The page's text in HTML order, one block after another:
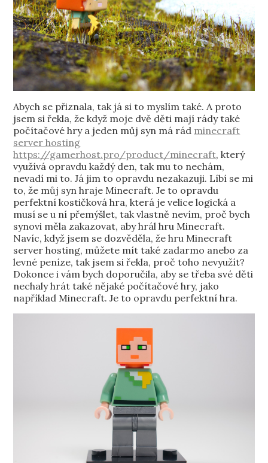
Abych se přiznala, tak já si to myslím také. A proto
jsem si řekla, že když moje dvě děti mají rády také
počítačové hry a jeden můj syn má rád minecraft
server hosting
https://gamerhost.pro/product/minecraft, který
využívá opravdu každý den, tak mu to nechám,
nevadí mi to. Já jim to opravdu nezakazuji. Líbí se mi
to, že můj syn hraje Minecraft. Je to opravdu
perfektní kostičková hra, která je velice logická a
musí se u ní přemýšlet, tak vlastně nevím, proč bych
synovi měla zakazovat, aby hrál hru Minecraft.
Navíc, když jsem se dozvěděla, že hru Minecraft
server hosting, můžete mít také zadarmo anebo za
levné peníze, tak jsem si řekla, proč toho nevyužít?
Dokonce i vám bych doporučila, aby se třeba své děti
nechaly hrát také nějaké počítačové hry, jako
například Minecraft. Je to opravdu perfektní hra.